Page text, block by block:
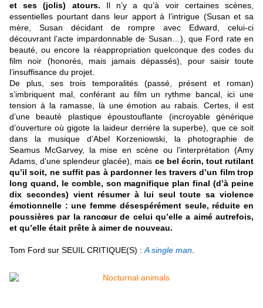
et ses (jolis) atours. Il n’y a qu’à voir certaines scènes,
essentielles pourtant dans leur apport à l’intrigue (Susan et sa
mère, Susan décidant de rompre avec Edward, celui-ci
découvrant l’acte impardonnable de Susan…), que Ford rate en
beauté, ou encore la réappropriation quelconque des codes du
film noir (honorés, mais jamais dépassés), pour saisir toute
l’insuffisance du projet.
De plus, ses trois temporalités (passé, présent et roman)
s’imbriquent mal, conférant au film un rythme bancal, ici une
tension à la ramasse, là une émotion au rabais. Certes, il est
d’une beauté plastique époustouflante (incroyable générique
d’ouverture où gigote la laideur derrière la superbe), que ce soit
dans la musique d’Abel Korzeniowski, la photographie de
Seamus McGarvey, la mise en scène ou l’interprétation (Amy
Adams, d’une splendeur glacée), mais ce bel écrin, tout rutilant
qu’il soit, ne suffit pas à pardonner les travers d’un film trop
long quand, le comble, son magnifique plan final (d’à peine
dix secondes) vient résumer à lui seul toute sa violence
émotionnelle : une femme désespérément seule, réduite en
poussières par la rancœur de celui qu’elle a aimé autrefois,
et qu’elle était prête à aimer de nouveau.
Tom Ford sur SEUIL CRITIQUE(S) : A single man